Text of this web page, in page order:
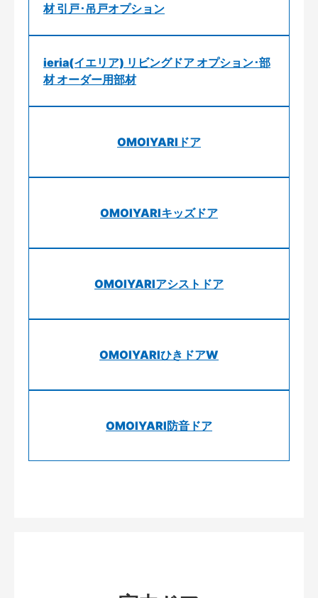
材 引戸･吊戸オプション
ieria(イエリア) リビングドア オプション･部
材 オーダー用部材
OMOIYARIドア
OMOIYARIキッズドア
OMOIYARIアシストドア
OMOIYARIひきドアW
OMOIYARI防音ドア